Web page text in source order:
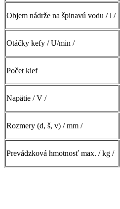
Objem nádrže na špinavú vodu / l /
Otáčky kefy / U/min /
Počet kief
Napätie / V /
Rozmery (d, š, v) / mm /
Prevádzková hmotnosť max. / kg /